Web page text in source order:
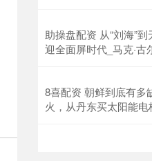
助操盘配资 从“刘海”
迎全面屏时代_马克·古
8喜配资 朝鲜到底有多
火，从丹东买太阳能电